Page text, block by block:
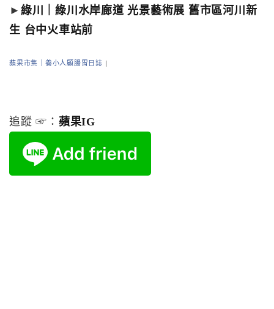
► 綠川｜綠川水岸廊道 光景藝術展 舊市區河川新
生 台中火車站前
蘋果市集｜養小人顧腸胃日誌 |
追蹤 ☞： 蘋果IG